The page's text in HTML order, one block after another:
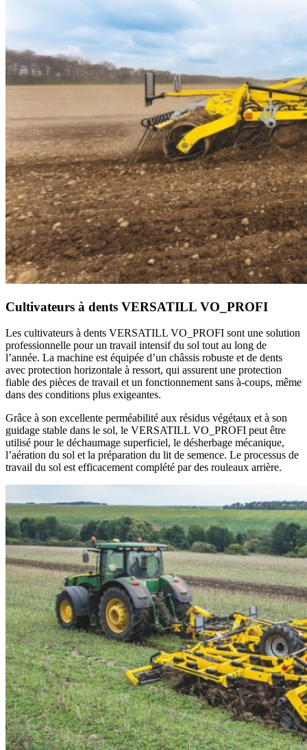
Cultivateurs à dents VERSATILL VO_PROFI
Les cultivateurs à dents VERSATILL VO_PROFI sont une solution
professionnelle pour un travail intensif du sol tout au long de
l’année. La machine est équipée d’un châssis robuste et de dents
avec protection horizontale à ressort, qui assurent une protection
fiable des pièces de travail et un fonctionnement sans à-coups, même
dans des conditions plus exigeantes.
Grâce à son excellente perméabilité aux résidus végétaux et à son
guidage stable dans le sol, le VERSATILL VO_PROFI peut être
utilisé pour le déchaumage superficiel, le désherbage mécanique,
l’aération du sol et la préparation du lit de semence. Le processus de
travail du sol est efficacement complété par des rouleaux arrière.